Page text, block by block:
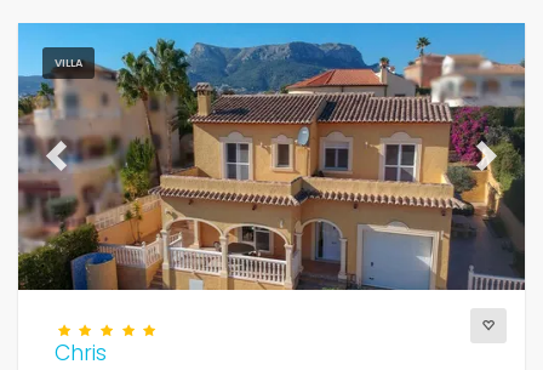
VILLA
Previous Next
Chris